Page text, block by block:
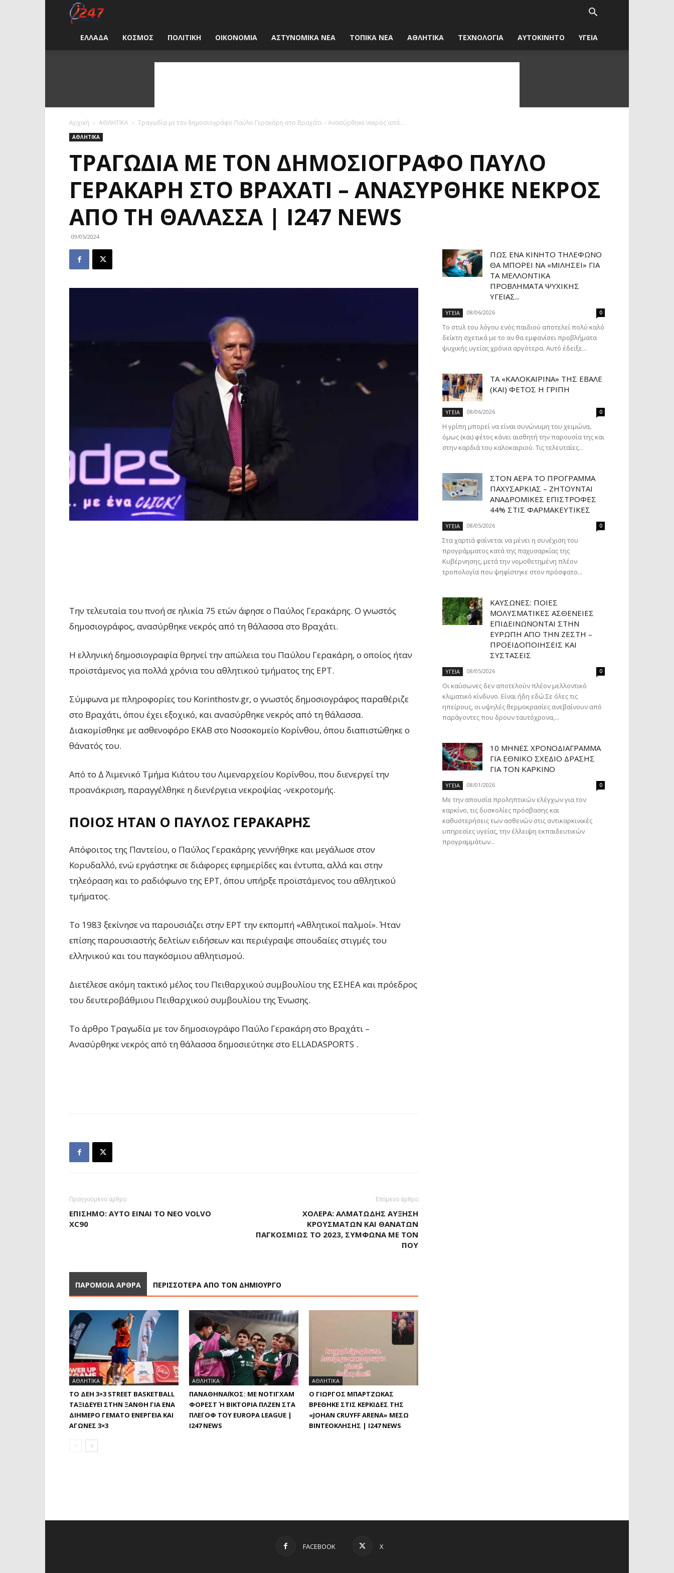
i247
News
ΕΛΛΑΔΑ ΚΟΣΜΟΣ ΠΟΛΙΤΙΚΗ ΟΙΚΟΝΟΜΙΑ ΑΣΤΥΝΟΜΙΚΑ ΝΕΑ ΤΟΠΙΚΑ ΝΕΑ ΑΘΛΗΤΙΚΑ ΤΕΧΝΟΛΟΓΙΑ ΑΥΤΟΚΙΝΗΤΟ ΥΓΕΙΑ
Αρχική ΑΘΛΗΤΙΚΑ Τραγωδία με τον δημοσιογράφο Παύλο Γερακάρη στο Βραχάτι – Ανασύρθηκε νεκρός από...
ΑΘΛΗΤΙΚΑ
ΤΡΑΓΩΔΊΑ ΜΕ ΤΟΝ ΔΗΜΟΣΙΟΓΡΆΦΟ ΠΑΎΛΟ
ΓΕΡΑΚΆΡΗ ΣΤΟ ΒΡΑΧΆΤΙ – ΑΝΑΣΎΡΘΗΚΕ ΝΕΚΡΌΣ
ΑΠΌ ΤΗ ΘΆΛΑΣΣΑ | I247 NEWS
09/05/2024
Την τελευταία του πνοή σε ηλικία 75 ετών άφησε ο Παύλος Γερακάρης. Ο γνωστός
δημοσιογράφος, ανασύρθηκε νεκρός από τη θάλασσα στο Βραχάτι.
Η ελληνική δημοσιογραφία θρηνεί την απώλεια του Παύλου Γερακάρη, ο οποίος ήταν
προϊστάμενος για πολλά χρόνια του αθλητικού τμήματος της ΕΡΤ.
Σύμφωνα με πληροφορίες του Korinthostv.gr, ο γνωστός δημοσιογράφος παραθέριζε
στο Βραχάτι, όπου έχει εξοχικό, και ανασύρθηκε νεκρός από τη θάλασσα.
Διακομίσθηκε με ασθενοφόρο ΕΚΑΒ στο Νοσοκομείο Κορίνθου, όπου διαπιστώθηκε ο
θάνατός του.
Από το Δ΄ Λιμενικό Τμήμα Κιάτου του Λιμεναρχείου Κορίνθου, που διενεργεί την
προανάκριση, παραγγέλθηκε η διενέργεια νεκροψίας -νεκροτομής.
ΠΟΙΟΣ ΉΤΑΝ Ο ΠΑΎΛΟΣ ΓΕΡΑΚΆΡΗΣ
Απόφοιτος της Παντείου, ο Παύλος Γερακάρης γεννήθηκε και μεγάλωσε στον
Κορυδαλλό, ενώ εργάστηκε σε διάφορες εφημερίδες και έντυπα, αλλά και στην
τηλεόραση και το ραδιόφωνο της ΕΡΤ, όπου υπήρξε προϊστάμενος του αθλητικού
τμήματος.
Το 1983 ξεκίνησε να παρουσιάζει στην ΕΡΤ την εκπομπή «Αθλητικοί παλμοί». Ήταν
επίσης παρουσιαστής δελτίων ειδήσεων και περιέγραψε σπουδαίες στιγμές του
ελληνικού και του παγκόσμιου αθλητισμού.
Διετέλεσε ακόμη τακτικό μέλος του Πειθαρχικού συμβουλίου της ΕΣΗΕΑ και πρόεδρος
του δευτεροβάθμιου Πειθαρχικού συμβουλίου της Ένωσης.
To άρθρο Τραγωδία με τον δημοσιογράφο Παύλο Γερακάρη στο Βραχάτι –
Ανασύρθηκε νεκρός από τη θάλασσα δημοσιεύτηκε στο ELLADASPORTS .
Προηγούμενο άρθρο
ΕΠΊΣΗΜΟ: ΑΥΤΌ ΕΊΝΑΙ ΤΟ ΝΈΟ VOLVO
XC90
Επόμενο άρθρο
ΧΟΛΈΡΑ: ΑΛΜΑΤΏΔΗΣ ΑΎΞΗΣΗ
ΚΡΟΥΣΜΆΤΩΝ ΚΑΙ ΘΑΝΆΤΩΝ
ΠΑΓΚΟΣΜΊΩΣ ΤΟ 2023, ΣΎΜΦΩΝΑ ΜΕ ΤΟΝ
ΠΟΥ
ΠΑΡΟΜΟΙΑ ΑΡΘΡΑ ΠΕΡΙΣΣΟΤΕΡΑ ΑΠΟ ΤΟΝ ΔΗΜΙΟΥΡΓΟ
ΑΘΛΗΤΙΚΑ
ΤΟ ΔΕΗ 3×3 STREET BASKETBALL
ΤΑΞΙΔΕΎΕΙ ΣΤΗΝ ΞΆΝΘΗ ΓΙΑ ΈΝΑ
ΔΙΉΜΕΡΟ ΓΕΜΆΤΟ ΕΝΈΡΓΕΙΑ ΚΑΙ
ΑΓΏΝΕΣ 3×3
ΑΘΛΗΤΙΚΑ
ΠΑΝΑΘΗΝΑΪΚΌΣ: ΜΕ ΝΌΤΙΓΧΑΜ
ΦΌΡΕΣΤ Ή ΒΙΚΤΌΡΙΑ ΠΛΖΕΝ ΣΤΑ Π
ΛΈΙ ΟΦ ΤΟΥ EUROPA LEAGUE |
I247 NEWS
ΑΘΛΗΤΙΚΑ
Ο ΓΙΏΡΓΟΣ ΜΠΑΡΤΖΏΚΑΣ
ΒΡΈΘΗΚΕ ΣΤΙΣ ΚΕΡΚΊΔΕΣ ΤΗΣ
«JOHAN CRUYFF ARENA» ΜΈΣΩ
ΒΙΝΤΕΟΚΛΉΣΗΣ | I247 NEWS
ΠΏΣ ΈΝΑ ΚΙΝΗΤΌ ΤΗΛΈΦΩΝΟ
ΘΑ ΜΠΟΡΕΊ ΝΑ «ΜΙΛΉΣΕΙ» ΓΙΑ
ΤΑ ΜΕΛΛΟΝΤΙΚΆ
ΠΡΟΒΛΉΜΑΤΑ ΨΥΧΙΚΉΣ
ΥΓΕΊΑΣ...
ΥΓΕΙΑ 08/06/2026 0
Το στυλ του λόγου ενός παιδιού αποτελεί πολύ καλό
δείκτη σχετικά με το αν θα εμφανίσει προβλήματα
ψυχικής υγείας χρόνια αργότερα. Αυτό έδειξε...
ΤΑ «ΚΑΛΟΚΑΙΡΙΝΆ» ΤΗΣ ΈΒΑΛΕ
(ΚΑΙ) ΦΈΤΟΣ Η ΓΡΊΠΗ
ΥΓΕΙΑ 08/06/2026 0
Η γρίπη μπορεί να είναι συνώνυμη του χειμώνα,
όμως (και) φέτος κάνει αισθητή την παρουσία της και
στην καρδιά του καλοκαιριού. Τις τελευταίες...
ΣΤΟΝ ΑΈΡΑ ΤΟ ΠΡΌΓΡΑΜΜΑ
ΠΑΧΥΣΑΡΚΊΑΣ – ΖΗΤΟΎΝΤΑΙ
ΑΝΑΔΡΟΜΙΚΈΣ ΕΠΙΣΤΡΟΦΈΣ
44% ΣΤΙΣ ΦΑΡΜΑΚΕΥΤΙΚΈΣ
ΥΓΕΙΑ 08/05/2026 0
Στα χαρτιά φαίνεται να μένει η συνέχιση του
προγράμματος κατά της παχυσαρκίας της
Κυβέρνησης, μετά την νομοθετημένη πλέον
τροπολογία που ψηφίστηκε στον πρόσφατο...
ΚΑΎΣΩΝΕΣ: ΠΟΙΕΣ
ΜΟΛΥΣΜΑΤΙΚΈΣ ΑΣΘΈΝΕΙΕΣ
ΕΠΙΔΕΙΝΏΝΟΝΤΑΙ ΣΤΗΝ
ΕΥΡΏΠΗ ΑΠΌ ΤΗΝ ΖΈΣΤΗ –
ΠΡΟΕΙΔΟΠΟΙΉΣΕΙΣ ΚΑΙ
ΣΥΣΤΆΣΕΙΣ
ΥΓΕΙΑ 08/05/2026 0
Οι καύσωνες δεν αποτελούν πλέον μελλοντικό
κλιματικό κίνδυνο. Είναι ήδη εδώ.Σε όλες τις
ηπείρους, οι υψηλές θερμοκρασίες ανεβαίνουν από
παράγοντες που δρουν ταυτόχρονα,...
10 ΜΉΝΕΣ ΧΡΟΝΟΔΙΆΓΡΑΜΜΑ
ΓΙΑ ΕΘΝΙΚΌ ΣΧΈΔΙΟ ΔΡΆΣΗΣ
ΓΙΑ ΤΟΝ ΚΑΡΚΊΝΟ
ΥΓΕΙΑ 08/01/2026 0
Με την απουσία προληπτικών ελέγχων για τον
καρκίνο, τις δυσκολίες πρόσβασης και
καθυστερήσεις των ασθενών στις αντικαρκινικές
υπηρεσίες υγείας, την έλλειψη εκπαιδευτικών
προγραμμάτων...
FACEBOOK X